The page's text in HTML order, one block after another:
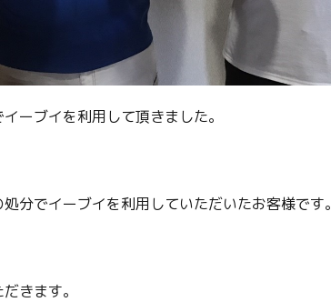
ーブイを利用して頂きました。
分でイーブイを利用していただいたお客様です。
きます。